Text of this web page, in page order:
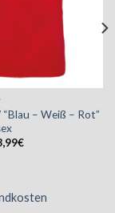
“Blau – Weiß – Rot”
€